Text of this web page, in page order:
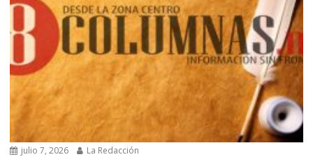
julio 7, 2026 La Redacción